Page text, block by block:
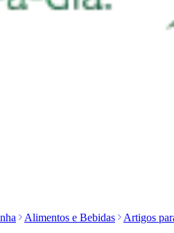
Alimentos e Bebidas
Artigos